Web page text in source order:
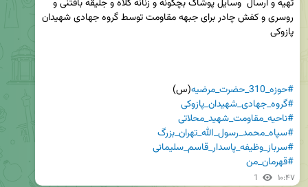
#حوزه_310_حضرت_مرضیه
(س)
#گروه_جهادی_شهیدان_پازوکی
#ناحیه_مقاومت_شهید_محلاتی
#سپاه_محمد_رسول_الله_تهران_بزرگ
#سرباز_وظیفه_پاسدار_قاسم_سلیمانی
#قهرمان_من
1 ۱۰:۴۷